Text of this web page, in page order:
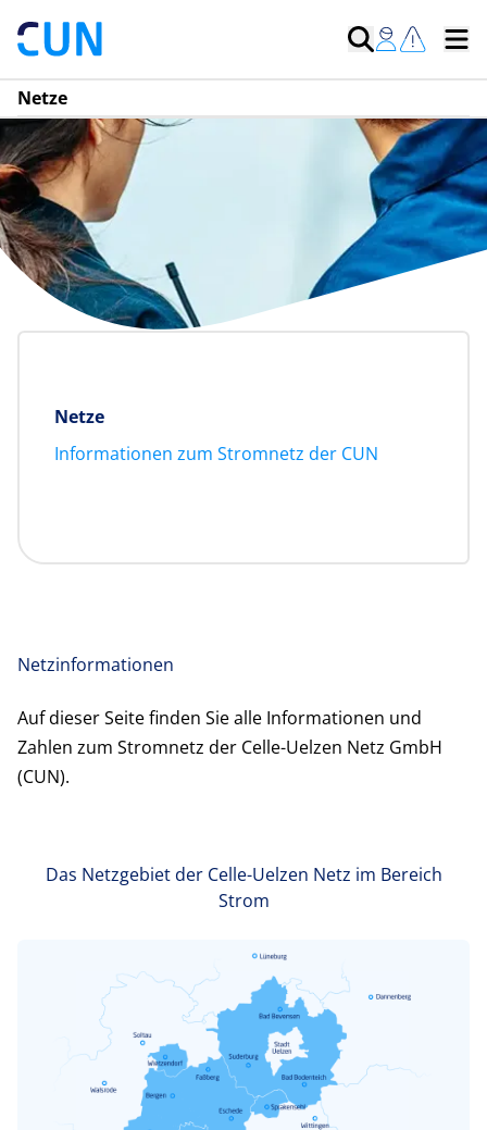
Netze
Netze
Informationen zum Stromnetz der CUN
Netzinformationen
Auf dieser Seite finden Sie alle Informationen und
Zahlen zum Stromnetz der Celle-Uelzen Netz GmbH
(CUN).
Das Netzgebiet der Celle-Uelzen Netz im Bereich
Strom